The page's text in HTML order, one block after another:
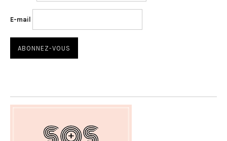
E-mail